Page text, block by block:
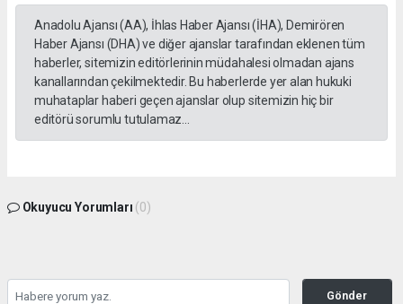
Anadolu Ajansı (AA), İhlas Haber Ajansı (İHA), Demirören
Haber Ajansı (DHA) ve diğer ajanslar tarafından eklenen tüm
haberler, sitemizin editörlerinin müdahalesi olmadan ajans
kanallarından çekilmektedir. Bu haberlerde yer alan hukuki
muhataplar haberi geçen ajanslar olup sitemizin hiç bir
editörü sorumlu tutulamaz...
Okuyucu Yorumları (0)
Gönder